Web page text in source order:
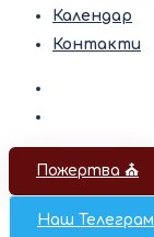
Календар
Контакти
Пожертва ⛪️
Наш Телеграм